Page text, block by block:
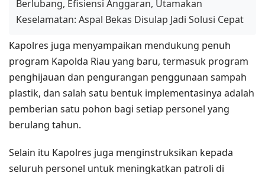
Berlubang, Efisiensi Anggaran, Utamakan
Keselamatan: Aspal Bekas Disulap Jadi Solusi Cepat
Kapolres juga menyampaikan mendukung penuh
program Kapolda Riau yang baru, termasuk program
penghijauan dan pengurangan penggunaan sampah
plastik, dan salah satu bentuk implementasinya adalah
pemberian satu pohon bagi setiap personel yang
berulang tahun.
Selain itu Kapolres juga menginstruksikan kepada
seluruh personel untuk meningkatkan patroli di